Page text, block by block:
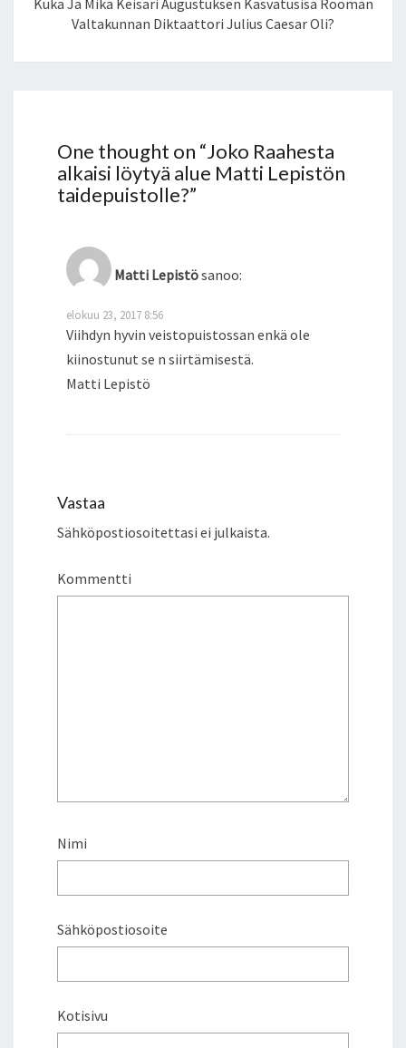
Kuka Ja Mikä Keisari Augustuksen Kasvatusisä Rooman
Valtakunnan Diktaattori Julius Caesar Oli?
One thought on “Joko Raahesta
alkaisi löytyä alue Matti Lepistön
taidepuistolle?”
Matti Lepistösanoo:
elokuu 23, 2017 8:56
Viihdyn hyvin veistopuistossan enkä ole
kiinostunut se n siirtämisestä.
Matti Lepistö
Vastaa
Sähköpostiosoitettasi ei julkaista.
Kommentti
Nimi
Sähköpostiosoite
Kotisivu